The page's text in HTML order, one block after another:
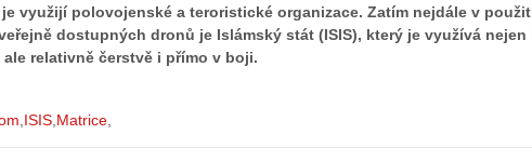
využijí polovojenské a teroristické organizace. Zatím nejdále v
dostupných dronů je Islámský stát (ISIS), který je využívá nejen
ale relativně čerstvě i přímo v boji.
ISIS Matrice